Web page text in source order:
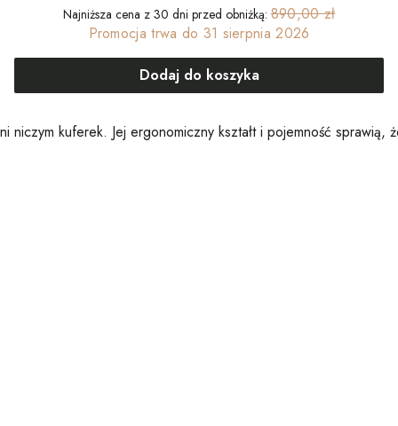
Najniższa cena z 30 dni przed obniżką: 890,00 zł
Promocja trwa do 31 sierpnia 2026
Dodaj do koszyka
kuferek. Jej ergonomiczny kształt i pojemność